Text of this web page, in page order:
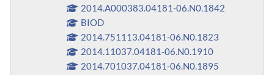
2014.A000383.04181-06.N0.1842
BIOD
2014.751113.04181-06.N0.1823
2014.11037.04181-06.N0.1910
2014.701037.04181-06.N0.1895